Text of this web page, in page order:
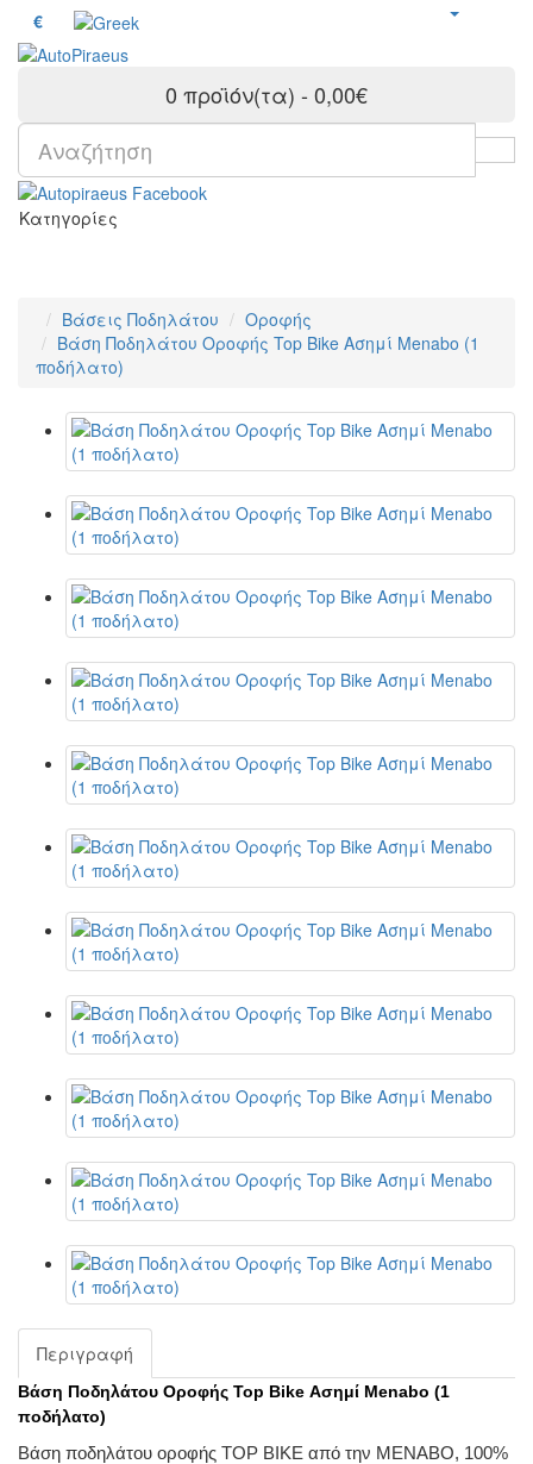
€
0 προϊόν(τα) - 0,00€
Κατηγορίες
Βάσεις Ποδηλάτου
Οροφής
Βάση Ποδηλάτου Οροφής Top Bike Ασημί Menabo (1
ποδήλατο)
Περιγραφή
Βάση Ποδηλάτου Οροφής Top Bike Ασημί Menabo (1
ποδήλατο)
Βάση ποδηλάτου οροφής TOP BIKE από την MENABO, 100%